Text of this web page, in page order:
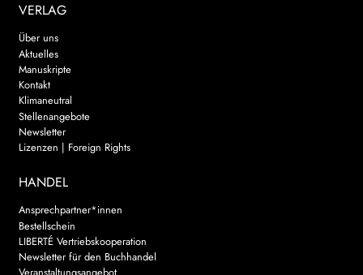
VERLAG
Über uns
Aktuelles
Manuskripte
Kontakt
Klimaneutral
Stellenangebote
Newsletter
Lizenzen | Foreign Rights
HANDEL
Ansprechpartner*innen
Bestellschein
LIBERTÉ Vertriebskooperation
Newsletter für den Buchhandel